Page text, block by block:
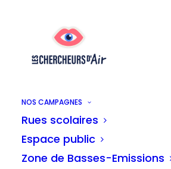
NOS CAMPAGNES
Rues scolaires
Espace public
Zone de Basses-Emissions
Nos